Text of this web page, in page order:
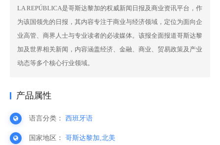
LA REPÚBLICA是哥斯达黎加的权威新闻日报及商业资讯平台，作
为该国领先的日报，其内容专注于商业与经济领域，定位为面向企
业高管、商界人士与专业读者的必读媒体。该报全面报道哥斯达黎
加及世界相关新闻，内容涵盖经济、金融、商业、贸易政策及产业
动态等多个核心行业领域。
产品属性
语言分类： 西班牙语
国家地区： 哥斯达黎加,北美